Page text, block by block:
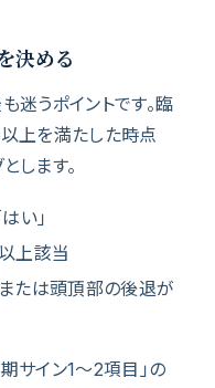
決める
迷うポイントです。臨
上を満たした時点
します。
い」
上該当
たは頭頂部の後退が
サイン1〜2項目」の